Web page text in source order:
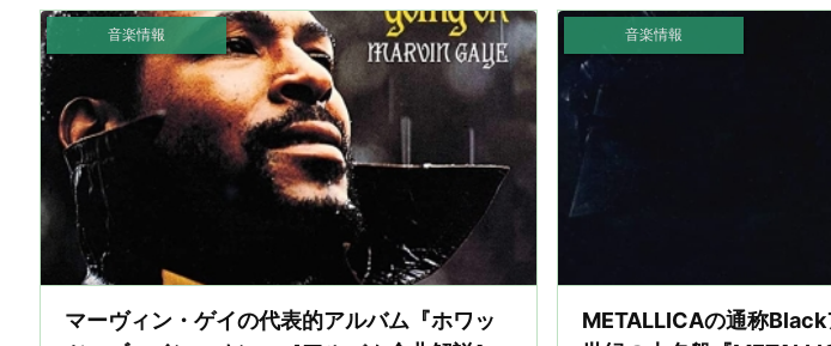
マーヴィン・ゲイの代表的アルバム『ホワッ
音楽情報
METALLICAの通称
音楽情報